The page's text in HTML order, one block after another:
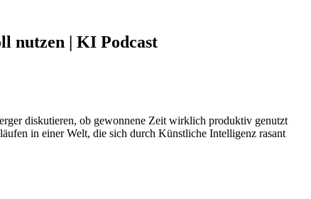
nutzen | KI Podcast
diskutieren, ob gewonnene Zeit wirklich produktiv genutzt
in einer Welt, die sich durch Künstliche Intelligenz rasant